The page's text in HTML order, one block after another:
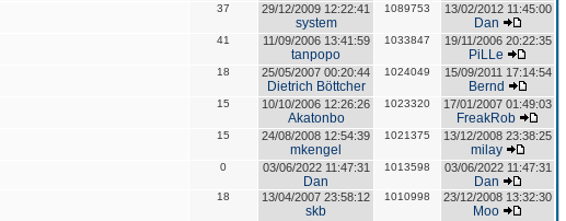
37 29/12/2009 12:22:41
system
1089753 13/02/2012 11:45:00
Dan
41 11/09/2006 13:41:59
tanpopo
1033847 19/11/2006 20:22:35
PiLLe
18 25/05/2007 00:20:44
Dietrich Böttcher
1024049 15/09/2011 17:14:54
Bernd
15 10/10/2006 12:26:26
Akatonbo
1023320 17/01/2007 01:49:03
FreakRob
15 24/08/2008 12:54:39
mkengel
1021375 13/12/2008 23:38:25
milay
0 03/06/2022 11:47:31
Dan
1013598 03/06/2022 11:47:31
Dan
18 13/04/2007 23:58:12
skb
1010998 23/12/2008 13:32:30
Moo